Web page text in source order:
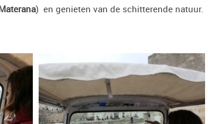
) en genieten van de schitterende natuur.